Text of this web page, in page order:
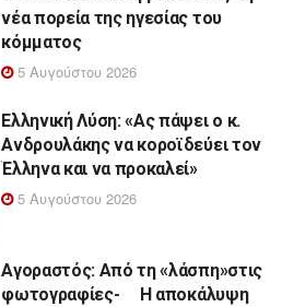
νέα πορεία της ηγεσίας του
κόμματος
5 Αυγούστου 2026
Ελληνική Λύση: «Ας πάψει ο κ.
Ανδρουλάκης να κοροϊδεύει τον
Έλληνα και να προκαλεί»
5 Αυγούστου 2026
Αγοραστός: Από τη «λάσπη»στις
φωτογραφίες- Η αποκάλυψη